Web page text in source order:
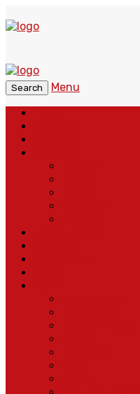
Search
Menu